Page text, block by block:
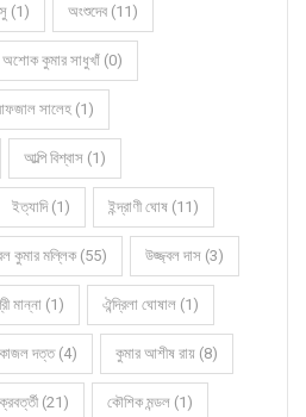
(1) অংশুদেব (11)
অশোক কুমার সাধুখাঁ (0)
সালেহ (1)
আল্পি বিশ্বাস (1)
ইত্যাদি (1) ইন্দ্রাণী ঘোষ (11)
কুমার মল্লিক (55) উজ্জ্বল দাস (3)
মান্না (1) ঐন্দ্রিলা ঘোষাল (1)
কাজল দত্ত (4) কুমার আশীষ রায় (8)
(21) কৌশিক মন্ডল (1)